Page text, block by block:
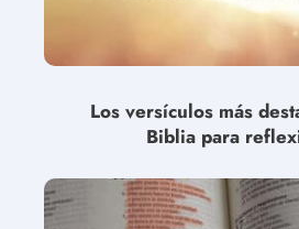
Los versículos más
Biblia para